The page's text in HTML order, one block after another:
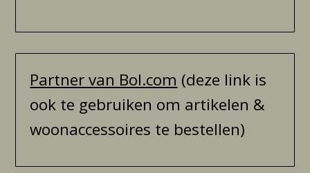
Partner van Bol.com (deze link is
ook te gebruiken om artikelen &
woonaccessoires te bestellen)